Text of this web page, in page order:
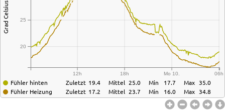
12h 18h Mo 10. 06h
20
25
Grad Celsius
Fühler hinten
Fühler Heizung
Zuletzt
Zuletzt
19.4
17.2
Mittel
Mittel
25.0
23.7
Min
Min
17.7
16.0
Max
Max
35.0
34.8